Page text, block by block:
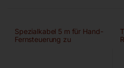
Spezialkabel 5 m für Hand-
Fernsteuerung zu